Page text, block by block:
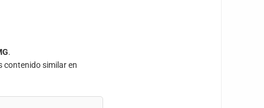
.
contenido similar en